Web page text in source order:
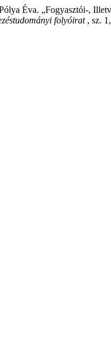
Éva. „Fogyasztói-,
folyóirat , sz.